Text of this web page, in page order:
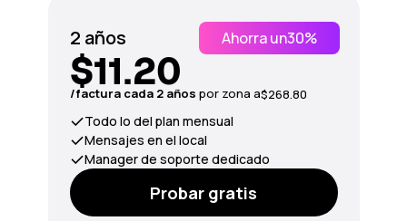
2 años Ahorra un30%
$11.20
/factura cada 2 años por zona a$268.80
Todo lo del plan mensual
Mensajes en el local
Manager de soporte dedicado
Probar gratis